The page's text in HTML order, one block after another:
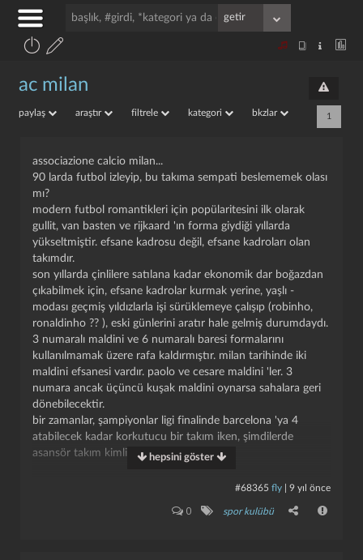
ac milan
paylaş araştır filtrele kategori bkzlar 1
associazione calcio milan...
90 larda futbol izleyip, bu takıma sempati beslememek olası
mı?
modern futbol romantikleri için popülaritesini ilk olarak
gullit, van basten ve rijkaard 'ın forma giydiği yıllarda
yükseltmiştir. efsane kadrosu değil, efsane kadroları olan
takımdır.
son yıllarda çinlilere satılana kadar ekonomik dar boğazdan
çıkabilmek için, efsane kadrolar kurmak yerine, yaşlı -
modası geçmiş yıldızlarla işi sürüklemeye çalışıp (robinho,
ronaldinho ?? ), eski günlerini aratır hale gelmiş durumdaydı.
3 numaralı maldini ve 6 numaralı baresi formalarını
kullanılmamak üzere rafa kaldırmıştır. milan tarihinde iki
maldini efsanesi vardır. paolo ve cesare maldini 'ler. 3
numara ancak üçüncü kuşak maldini oynarsa sahalara geri
dönebilecektir.
bir zamanlar, şampiyonlar ligi finalinde barcelona 'ya 4
atabilecek kadar korkutucu bir takım iken, şimdilerde
asansör takım kimliğinde.
izleyebildiğim, hatırlayabildiğim en şaaşalı kadrolar şu
hepsini göster
#68365 fly 9 yıl önce
0 spor kulübü